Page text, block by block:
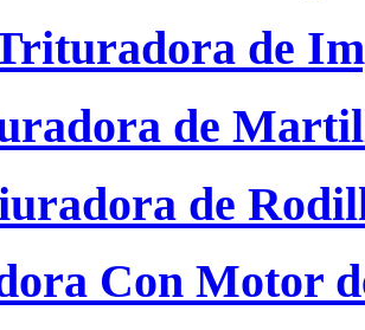
de
de
de
Con Motor